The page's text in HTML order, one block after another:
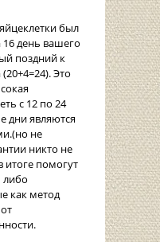
был
день вашего
поздний к
Это
с 12 по 24
дни являются
не
никто не
итоге помогут
либо
как метод